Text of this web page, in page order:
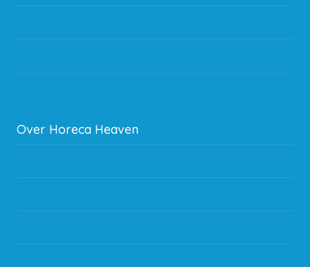
Over Horeca Heaven